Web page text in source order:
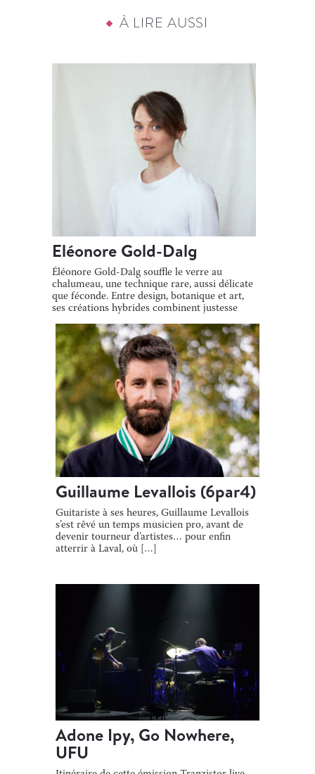
À LIRE AUSSI
Eléonore Gold-Dalg
Éléonore Gold-Dalg souffle le verre au
chalumeau, une technique rare, aussi délicate
que féconde. Entre design, botanique et art,
ses créations hybrides combinent justesse
Guillaume Levallois (6par4)
Guitariste à ses heures, Guillaume Levallois
s’est rêvé un temps musicien pro, avant de
devenir tourneur d’artistes… pour enfin
atterrir à Laval, où […]
Adone Ipy, Go Nowhere,
UFU